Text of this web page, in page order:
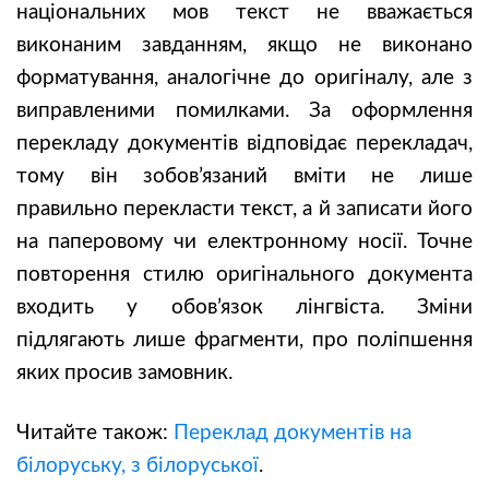
національних мов текст не вважається
виконаним завданням, якщо не виконано
форматування, аналогічне до оригіналу, але з
виправленими помилками. За оформлення
перекладу документів відповідає перекладач,
тому він зобов’язаний вміти не лише
правильно перекласти текст, а й записати його
на паперовому чи електронному носії. Точне
повторення стилю оригінального документа
входить у обов’язок лінгвіста. Зміни
підлягають лише фрагменти, про поліпшення
яких просив замовник.
Читайте також: Переклад документів на
білоруську, з білоруської.